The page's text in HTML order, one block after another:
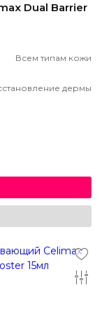
Dual Barrier
Всем типам кожи
дермы